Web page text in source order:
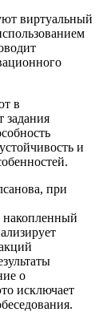
виртуальный
в
задания
и
при
накопленный
о
исключает